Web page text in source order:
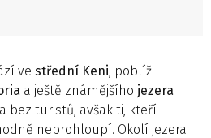
ve střední Keni, poblíž
a ještě známějšího jezera
bez turistů, avšak ti, kteří
neprohloupí. Okolí jezera